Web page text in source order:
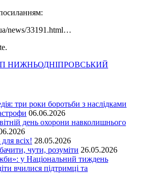
news/33191.html…
три роки боротьби з наслідками
06.06.2026
день охорони навколишнього
всіх! 28.05.2026
чути, розуміти 26.05.2026
у Національний тиждень
вчилися підтримці та